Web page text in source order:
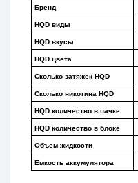
Бренд
HQD виды
HQD вкусы
HQD цвета
Сколько затяжек HQD
Сколько никотина HQD
HQD количество в пачке
HQD количество в блоке
Объем жидкости
Емкость аккумулятора